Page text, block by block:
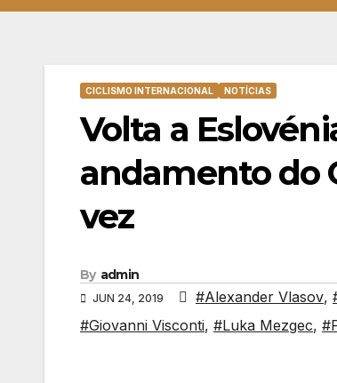
CICLISMO INTERNACIONAL NOTÍCIAS
Volta a
andamento do
vez
By admin
JUN 24, 2019 #Alexander Vlasov,
#Giovanni Visconti, #Luka Mezgec,